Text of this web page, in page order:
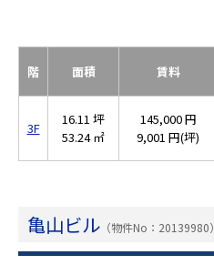
階 面積 賃料
3F
16.11 坪
53.24 ㎡
145,000 円
9,001 円(坪)
亀山ビル （物件No：20139980）